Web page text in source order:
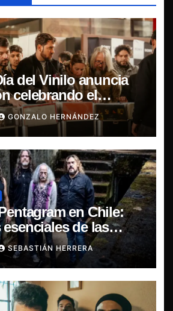
del Vinilo anuncia
celebrando el
7″ fabricado en Chile
GONZALO HERNÁNDEZ
en Chile:
de las
doom
SEBASTIÁN HERRERA